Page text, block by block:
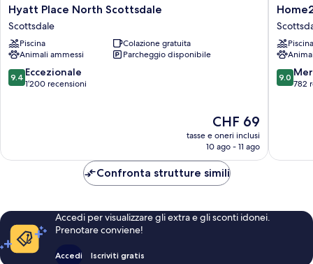
Hyatt
Place
North
Scottsdale
Scottsdale
Hyatt Place North Scottsdale
Scottsdale
Piscina
Colazione gratuita
Animali ammessi
Parcheggio disponibile
9.4
su
9.4 Eccezionale
1’200 recensioni
Il
prezzo
attuale
CHF 69
CHF 69
tasse e oneri inclusi
10 ago - 11 ago
Home2
Suites
by
Hilton
North
Piscina
9.0
su
9.0
782
Confronta strutture simili
Accedi per visualizzare gli extra e gli sconti idonei.
Prenotare conviene!
Accedi Iscriviti gratis